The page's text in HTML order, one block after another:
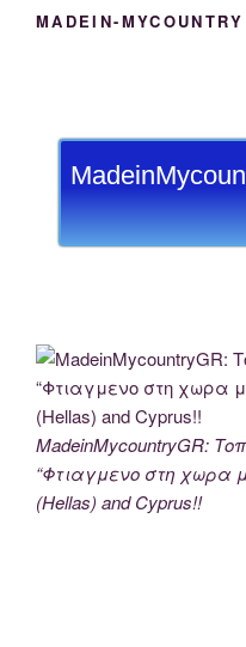
MADEIN-
MadeinMycountryGR:
“Φτιαγμενο στη χωρα
(Hellas) and Cyprus!!